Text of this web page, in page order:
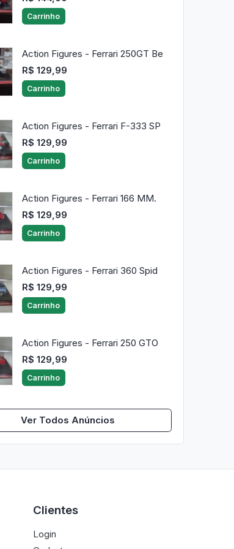
Carrinho
Action Figures - Ferrari 250GT Be
R$ 129,99
Carrinho
Action Figures - Ferrari F-333 SP
R$ 129,99
Carrinho
Action Figures - Ferrari 166 MM.
R$ 129,99
Carrinho
Action Figures - Ferrari 360 Spid
R$ 129,99
Carrinho
Action Figures - Ferrari 250 GTO
R$ 129,99
Carrinho
Ver Todos Anúncios
Clientes
Login